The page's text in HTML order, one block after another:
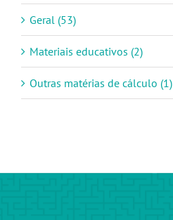
Geral (53)
Materiais educativos (2)
Outras matérias de cálculo (1)